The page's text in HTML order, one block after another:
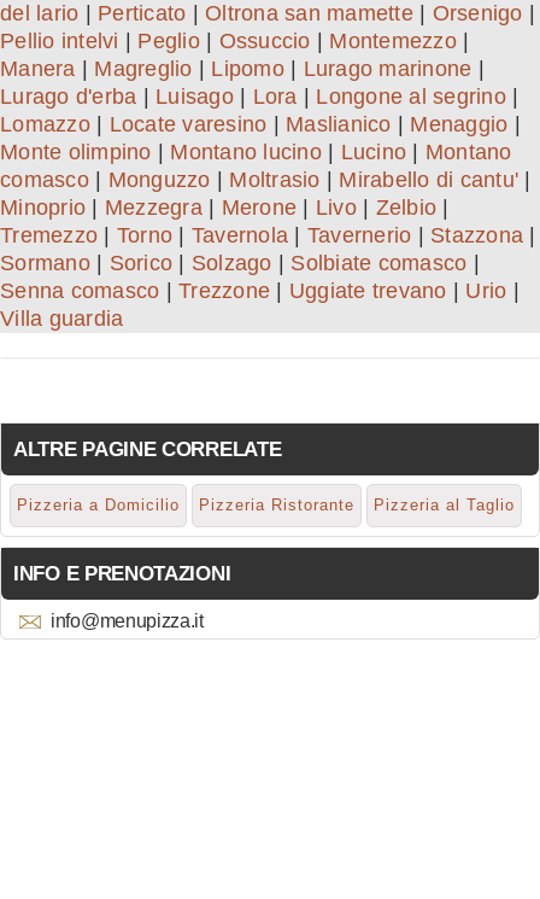
del lario
Perticato Oltrona san mamette| Orsenigo
Pellio intelvi
Peglio| Ossuccio Montemezzo|
Manera
Magreglio Lipomo| Lurago marinone
Lurago d'erba
Luisago| Lora Longone al segrino|
Lomazzo| Locate varesino Maslianico Menaggio
Monte olimpino
Montano lucino| Lucino
Montano
comasco| Monguzzo Moltrasio Mirabello di cantu'
Minoprio
Mezzegra| Merone Livo| Zelbio
Tremezzo
Torno Tavernola Tavernerio Stazzona
Sormano| Sorico Solzago Solbiate comasco
Senna comasco
Trezzone Uggiate trevano Urio
Villa guardia
ALTRE PAGINE CORRELATE
Pizzeria a Domicilio Pizzeria Ristorante Pizzeria al Taglio
INFO E PRENOTAZIONI
info@menupizza.it